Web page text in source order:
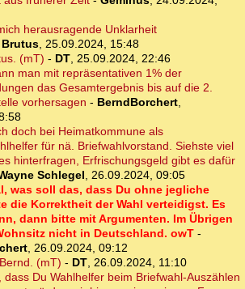
herausragende Unklarheit
Brutus, 25.09.2024, 15:48
(mT) - DT, 25.09.2024, 22:46
man mit repräsentativen 1% der
das Gesamtergebnis bis auf die 2.
vorhersagen - BerndBorchert,
doch bei Heimatkommune als
für nä. Briefwahlvorstand. Siehste viel
hinterfragen, Erfrischungsgeld gibt es dafür
Schlegel, 26.09.2024, 09:05
was soll das, dass Du ohne jegliche
die Korrektheit der Wahl verteidigst. Es
dann bitte mit Argumenten. Im Übrigen
nicht in Deutschland. owT -
, 26.09.2024, 09:12
(mT) - DT, 26.09.2024, 11:10
dass Du Wahlhelfer beim Briefwahl-Auszählen